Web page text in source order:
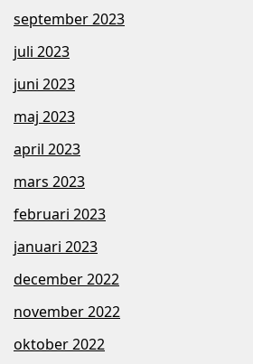
september 2023
juli 2023
juni 2023
maj 2023
april 2023
mars 2023
februari 2023
januari 2023
december 2022
november 2022
oktober 2022